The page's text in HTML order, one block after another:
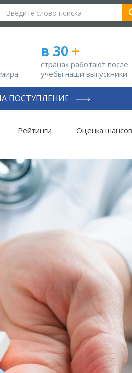
в 30 +
странах работают после
учебы наши выпускники
ПОСТУПЛЕНИЕ
Рейтинги Оценка шансов